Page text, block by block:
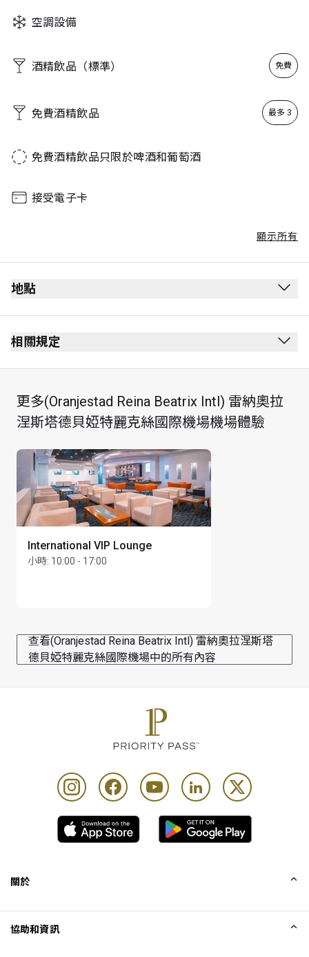
Sunday空調設備
酒精飲品（標準） 免費
免費酒精飲品 最多 3
免費酒精飲品只限於啤酒和葡萄酒
接受電子卡
顯示所有
地點
離境候機室
通過安全檢查後
通過出入境事務櫃台後右轉，然後在下一個角落左轉，
按照指示前往國際離境閘口。通過安全檢查後，使用自
邊的指示牌説明入口所在。
相關規定
禁止吸煙（包括電子煙）
無穿著要求
12 歲以下兒童不得進入
更多(Oranjestad Reina Beatrix Intl) 雷納奧拉
涅斯塔德貝婭特麗克絲國際機場機場體驗
International VIP Lounge
小時: 10:00 - 17:00
查看(Oranjestad Reina Beatrix Intl) 雷納奧拉涅斯塔
德貝婭特麗克絲國際機場中的所有內容
關於
協助和資訊